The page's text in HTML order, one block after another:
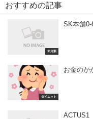
おすすめの記事
未分類
SK本舗0-
ダイエット
お金のか
ACTUS1